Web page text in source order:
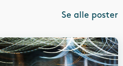
Se alle poster